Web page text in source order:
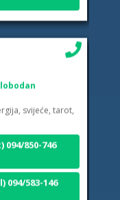
svijeće, tarot,
850-746
583-146